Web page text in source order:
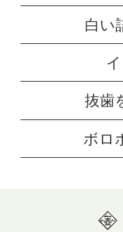
白い
抜歯
ボロ